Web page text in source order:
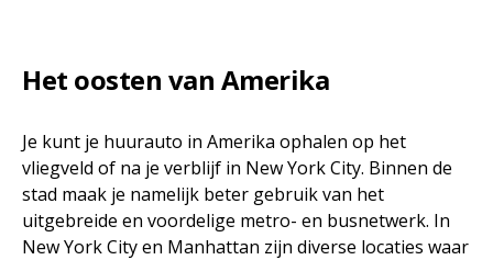
Het oosten van Amerika
Je kunt je huurauto in Amerika ophalen op het
vliegveld of na je verblijf in New York City. Binnen de
stad maak je namelijk beter gebruik van het
uitgebreide en voordelige metro- en busnetwerk. In
New York City en Manhattan zijn diverse locaties waar